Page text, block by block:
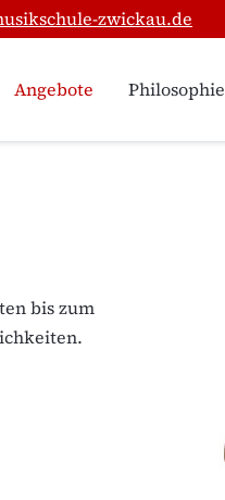
zwickau.de
Angebote Philosophie
bis zum